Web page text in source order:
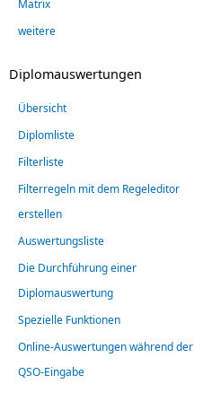
Matrix
weitere
Diplomauswertungen
Übersicht
Diplomliste
Filterliste
Filterregeln mit dem Regeleditor
erstellen
Auswertungsliste
Die Durchführung einer
Diplomauswertung
Spezielle Funktionen
Online-Auswertungen während der
QSO-Eingabe